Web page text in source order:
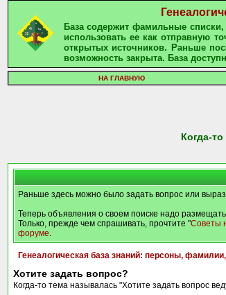
База содержит фамильные
использовать ее как отправную
открытых источников. Раньше
возможность закрыта. База
НА ГЛАВНУЮ
Когда-
Раньше здесь можно было задать вопрос или
Теперь объявления о своем поиске надо размещать
Только, прежде чем спрашивать, прочтите "Советы
форуме.
Генеалогическая база знаний: персоны,
Хотите задать вопрос?
Когда-то тема называлась "Хотите задать вопрос